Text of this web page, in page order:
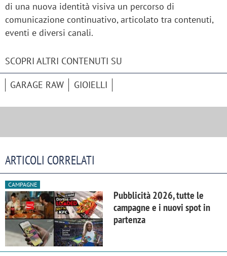
di una nuova identità visiva un percorso di
comunicazione continuativo, articolato tra contenuti,
eventi e diversi canali.
SCOPRI ALTRI CONTENUTI SU
GARAGE RAW GIOIELLI
ARTICOLI CORRELATI
CAMPAGNE
Pubblicità 2026, tutte le
campagne e i nuovi spot in
partenza